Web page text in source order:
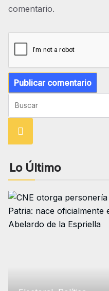
comentario.
r
Lo Último